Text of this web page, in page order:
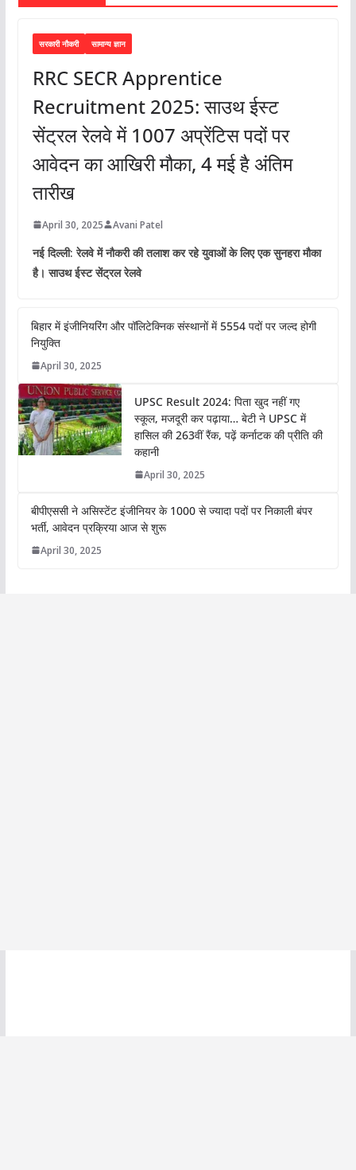
सरकारी नौकरी सामान्य ज्ञान
RRC SECR Apprentice
Recruitment 2025: साउथ ईस्ट
सेंट्रल रेलवे में 1007 अप्रेंटिस पदों पर
आवेदन का आखिरी मौका, 4 मई है अंतिम
तारीख
April 30, 2025 Avani Patel
नई दिल्ली: रेलवे में नौकरी की तलाश कर रहे युवाओं के लिए एक सुनहरा मौका
है। साउथ ईस्ट सेंट्रल रेलवे
बिहार में इंजीनियरिंग और पॉलिटेक्निक संस्थानों में 5554 पदों पर जल्द होगी
नियुक्ति
April 30, 2025
UPSC Result 2024: पिता खुद नहीं गए
स्कूल, मजदूरी कर पढ़ाया… बेटी ने UPSC में
हासिल की 263वीं रैंक, पढ़ें कर्नाटक की प्रीति की
कहानी
April 30, 2025
बीपीएससी ने असिस्टेंट इंजीनियर के 1000 से ज्यादा पदों पर निकाली बंपर
भर्ती, आवेदन प्रक्रिया आज से शुरू
April 30, 2025